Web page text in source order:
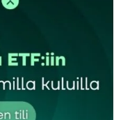
Pakolliset